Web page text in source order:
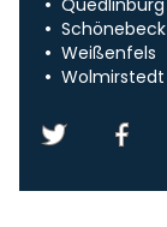
Quedlinburg
Schönebeck
Weißenfels
Wolmirstedt